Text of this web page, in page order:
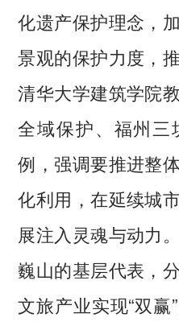
化遗产保护理念，
景观的保护力度，
清华大学建筑学院
全域保护、福州三
例，强调要推进整
化利用，在延续城
展注入灵魂与动力
巍山的基层代表，
文旅产业实现“双赢